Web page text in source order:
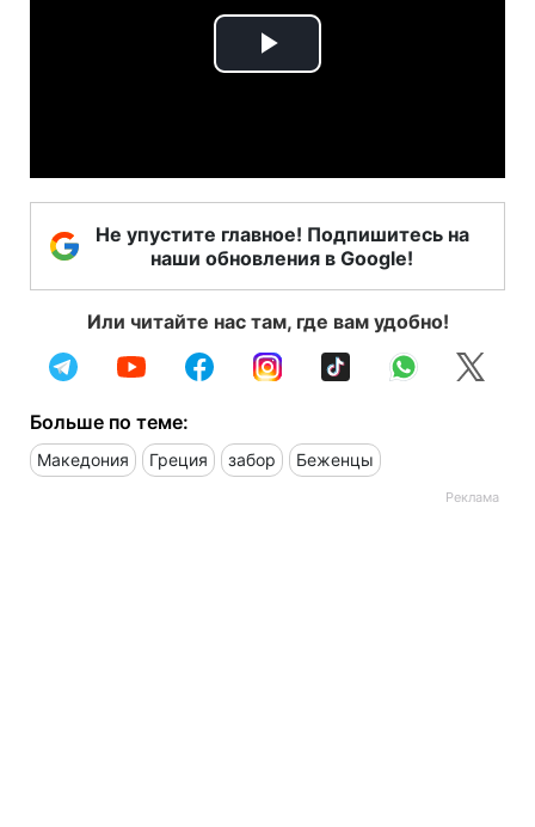
Play
Не упустите главное! Подпишитесь на
наши обновления в Google!
Или читайте нас там, где вам удобно!
Больше по теме:
Македония Греция забор Беженцы